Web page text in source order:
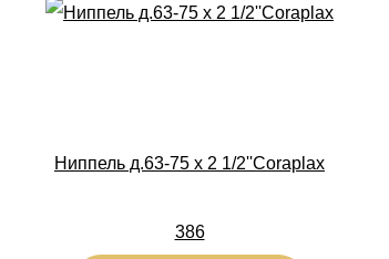
Ниппель д.63-75 х 2 1/2''Coraplax
386